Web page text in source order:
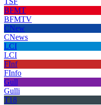
BFMT
BFMTV
CNew
CNews
LCI
LCI
FInf
FInfo
Gull
Gulli
T18